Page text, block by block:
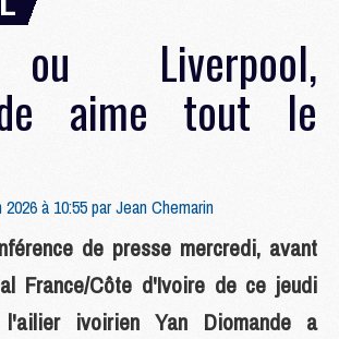
Liverpool,
aime tout le
à 10:55 parJean Chemarin
de presse mercredi, avant
France/Côte d'Ivoire de ce jeudi
ivoirien Yan Diomande a